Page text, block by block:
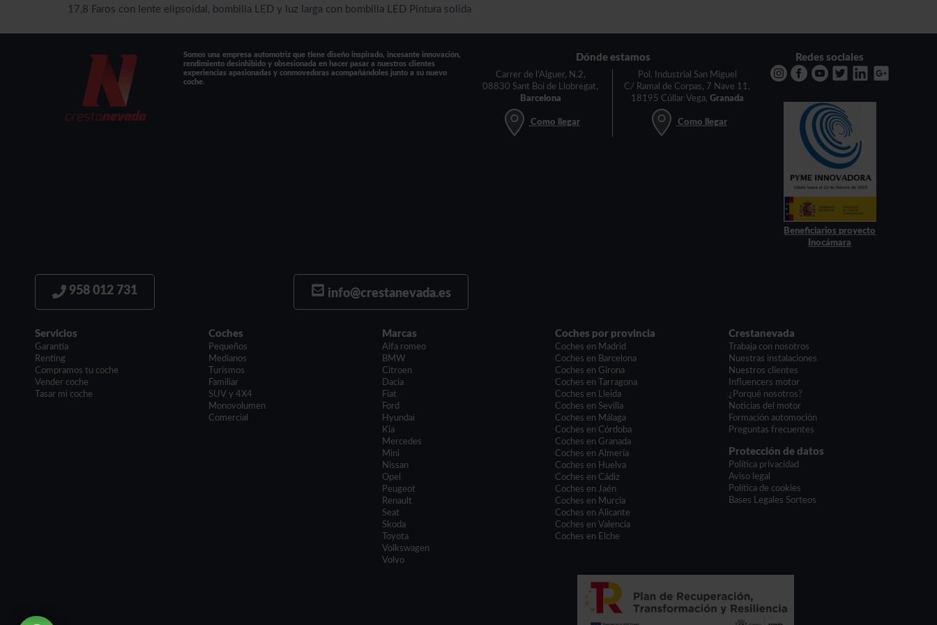
17,8 Faros con lente elipsoidal, bombilla LED y luz larga con bombilla LED Pintura solida
Somos una empresa automotriz que tiene diseño inspirado, incesante innovación,
rendimiento desinhibido y obsesionada en hacer pasar a nuestros clientes
experiencias apasionadas y conmovedoras acompañándoles junto a su nuevo
coche.
Dónde estamos
Carrer de l'Alguer, N.2,
08830 Sant Boi de Llobregat,
Barcelona
Como llegar
Pol. Industrial San Miguel
C/ Ramal de Corpas, 7 Nave 11,
18195 Cúllar Vega, Granada
Como llegar
Redes sociales
Beneficiarios proyecto
Inocámara
958 012 731 info@crestanevada.es
Servicios
Garantía
Renting
Compramos tu coche
Vender coche
Tasar mi coche
Coches
Pequeños
Medianos
Turismos
Familiar
SUV y 4X4
Monovolumen
Comercial
Marcas
Alfa romeo
BMW
Citroen
Dacia
Fiat
Ford
Hyundai
Kia
Mercedes
Mini
Nissan
Opel
Peugeot
Renault
Seat
Skoda
Toyota
Volkswagen
Volvo
Coches por provincia
Coches en Madrid
Coches en Barcelona
Coches en Girona
Coches en Tarragona
Coches en Lleida
Coches en Sevilla
Coches en Málaga
Coches en Córdoba
Coches en Granada
Coches en Almería
Coches en Huelva
Coches en Cádiz
Coches en Jaén
Coches en Murcia
Coches en Alicante
Coches en Valencia
Coches en Elche
Crestanevada
Trabaja con nosotros
Nuestras instalaciones
Nuestros clientes
Influencers motor
¿Porqué nosotros?
Noticias del motor
Formación automoción
Preguntas frecuentes
Protección de datos
Política privacidad
Aviso legal
Política de cookies
Bases Legales Sorteos